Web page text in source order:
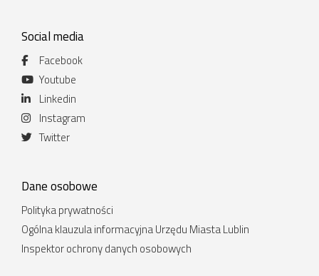
Social media
Facebook
Youtube
Linkedin
Instagram
Twitter
Dane osobowe
Polityka prywatności
Ogólna klauzula informacyjna Urzędu Miasta Lublin
Inspektor ochrony danych osobowych